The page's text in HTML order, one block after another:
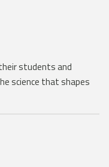
students and
science that shapes